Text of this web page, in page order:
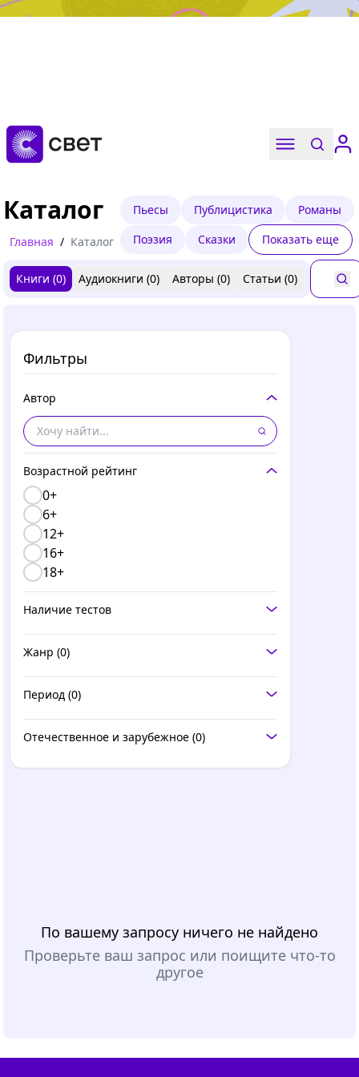
Дружба, любовь, взросление
Читать
Каталог
Главная / Каталог
Пьесы Публицистика
Романы
Поэзия
Сказки Показать еще
Книги (0) Аудиокниги (0) Авторы (0) Статьи (0)
Фильтры
Автор
Возрастной рейтинг
0+
6+
12+
16+
18+
Наличие тестов
Жанр (0)
Период (0)
Отечественное и зарубежное (0)
По вашему запросу ничего не найдено
Проверьте ваш запрос или поищите что-то
другое